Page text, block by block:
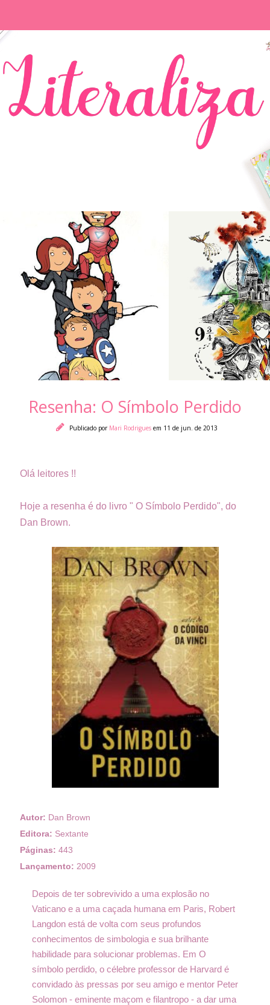
Resenha: O Símbolo Perdido
Publicado por Mari Rodrigues em 11 de jun. de 2013
Olá leitores !!
Hoje a resenha é do livro " O Símbolo Perdido", do
Dan Brown.
Autor: Dan Brown
Editora: Sextante
Páginas: 443
Lançamento: 2009
Depois de ter sobrevivido a uma explosão no
Vaticano e a uma caçada humana em Paris, Robert
Langdon está de volta com seus profundos
conhecimentos de simbologia e sua brilhante
habilidade para solucionar problemas. Em O
símbolo perdido, o célebre professor de Harvard é
convidado às pressas por seu amigo e mentor Peter
Solomon - eminente maçom e filantropo - a dar uma